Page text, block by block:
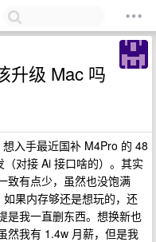
升级 Mac 吗
入手最近国补 M4Pro 的 48
对接 Ai 接口啥的）。其实
致有点少，虽然也没饱满
果内存够还是想玩的，还
是我一直删东西。想换新也
然我有 1.4w 月薪，但是我